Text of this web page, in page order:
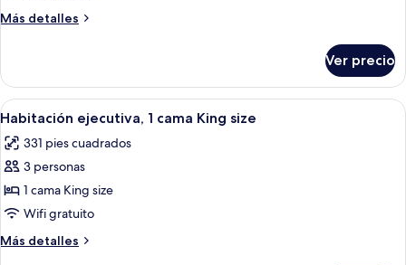
cama
Más detalles
Más
empresarial,
cama
size
Ver precio
Abrir
todas
las
fotos
de
Habitación
ejecutiva,
1
Ropa de cama hipoalergénica y
4
Habitación ejecutiva, 1 cama King size
331 pies cuadrados
3 personas
1 cama King size
Wifi gratuito
Más detalles
Más